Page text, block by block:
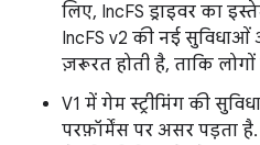
लिए, IncFS ड्राइवर का
IncFS v2 की नई
ज़रूरत होती है, ताकि
V1 में गेम स्ट्रीमिंग की
परफ़ॉर्मेंस पर असर पड़ता